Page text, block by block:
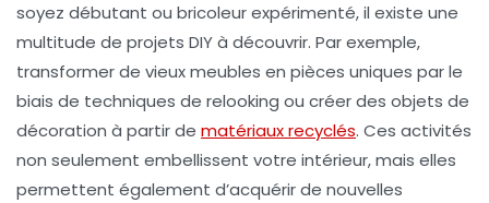
soyez débutant ou bricoleur expérimenté, il existe une
multitude de projets DIYà découvrir. Par exemple,
transformer de vieux meubles en pièces uniques par le
biais de techniques de relooking ou créer des objets de
décoration à partir de matériaux recyclés. Ces activités
non seulement embellissent votre intérieur, mais elles
permettent également d’acquérir de nouvelles